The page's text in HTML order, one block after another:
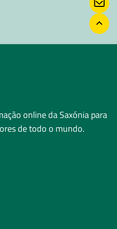
online da Saxónia para
de todo o mundo.